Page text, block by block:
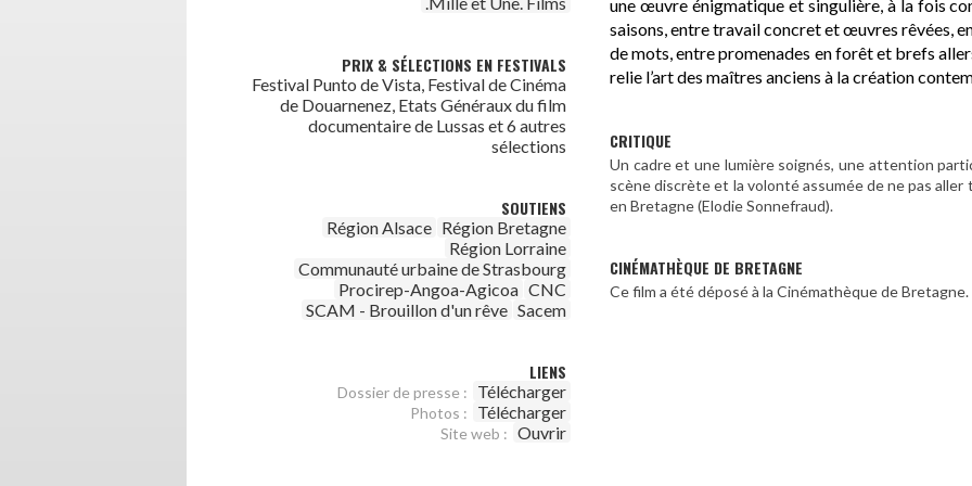
PRIX & SÉLECTIONS EN FESTIVALS
Festival Punto de Vista, Festival de Cinéma
de Douarnenez, Etats Généraux du film
documentaire de Lussas et 6 autres
sélections
SOUTIENS
Région Alsace Région Bretagne
Région Lorraine
Communauté urbaine de Strasbourg
Procirep-Angoa-Agicoa CNC
SCAM - Brouillon d'un rêve Sacem
LIENS
Dossier de presse : Télécharger
Photos : Télécharger
Site web : Ouvrir
une œuvre énigmatique et singulière, à la fois
saisons, entre travail concret et œuvres rêvées,
de mots, entre promenades en forêt et brefs
relie l’art des maîtres anciens à la création
CRITIQUE
Un cadre et une lumière soignés, une attention
scène discrète et la volonté assumée de ne pas aller
en Bretagne (Elodie Sonnefraud).
CINÉMATHÈQUE DE BRETAGNE
Ce film a été déposé à la Cinémathèque de Bretagne.